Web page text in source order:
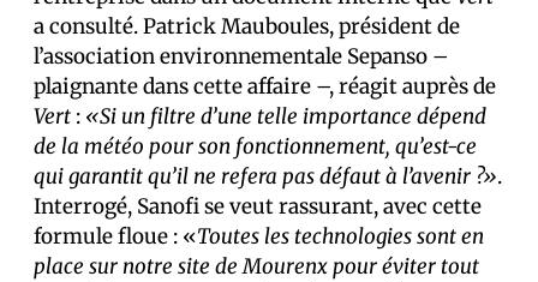
a consulté. Patrick Mauboules, président de
l’association environnementale Sepanso –
plaignante dans cette affaire –, réagit auprès de
Vert : «Si un filtre d’une telle importance dépend
de la météo pour son fonctionnement, qu’est-ce
qui garantit qu’il ne refera pas défaut à l’avenir ?».
Interrogé, Sanofi se veut rassurant, avec cette
formule floue : «Toutes les technologies sont en
place sur notre site de Mourenx pour éviter tout